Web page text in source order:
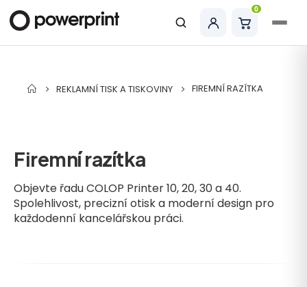
Hledat
0
REKLAMNÍ TISK A TISKOVINY FIREMNÍ RAZÍTKA
Firemní razítka
Objevte řadu COLOP Printer 10, 20, 30 a 40.
Spolehlivost, precizní otisk a moderní design pro
každodenní kancelářskou práci.